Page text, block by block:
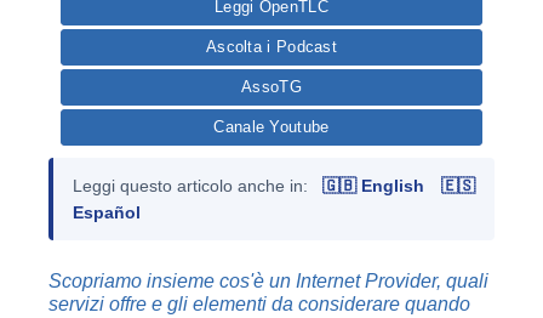
Leggi OpenTLC
Ascolta i Podcast
AssoTG
Canale Youtube
Leggi questo articolo anche in: 🇬🇧 English
🇪🇸
Español
Scopriamo insieme cos'è un Internet Provider, quali
servizi offre e gli elementi da considerare quando